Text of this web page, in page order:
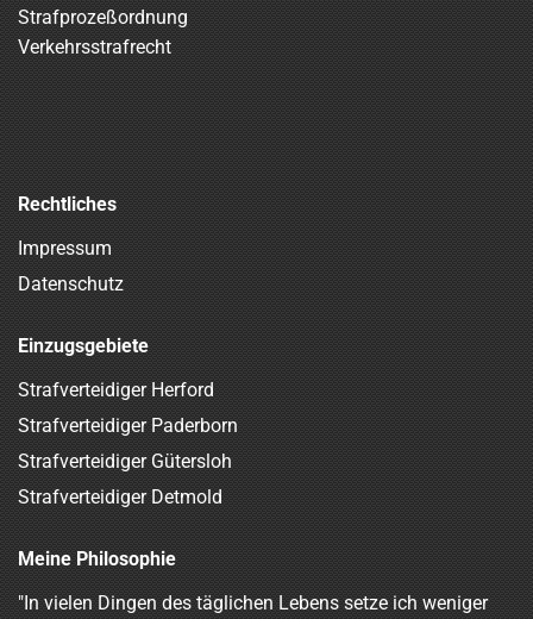
Strafprozeßordnung
Verkehrsstrafrecht
Rechtliches
Impressum
Datenschutz
Einzugsgebiete
Strafverteidiger Herford
Strafverteidiger Paderborn
Strafverteidiger Gütersloh
Strafverteidiger Detmold
Meine Philosophie
"In vielen Dingen des täglichen Lebens setze ich weniger